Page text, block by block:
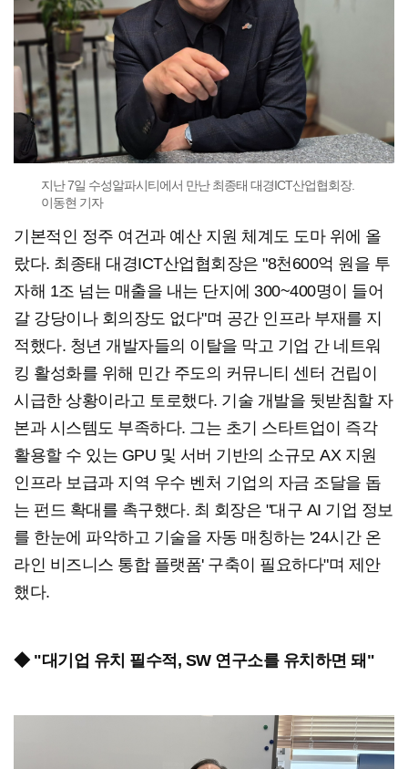
지난 7일 수성알파시티에서 만난 최종태 대경ICT산업협회장.
이동현 기자
기본적인 정주 여건과 예산 지원 체계도 도마 위에 올
랐다. 최종태 대경ICT산업협회장은 "8천600억 원을 투
자해 1조 넘는 매출을 내는 단지에 300~400명이 들어
갈 강당이나 회의장도 없다"며 공간 인프라 부재를 지
적했다. 청년 개발자들의 이탈을 막고 기업 간 네트워
킹 활성화를 위해 민간 주도의 커뮤니티 센터 건립이
시급한 상황이라고 토로했다. 기술 개발을 뒷받침할 자
본과 시스템도 부족하다. 그는 초기 스타트업이 즉각
활용할 수 있는 GPU 및 서버 기반의 소규모 AX 지원
인프라 보급과 지역 우수 벤처 기업의 자금 조달을 돕
는 펀드 확대를 촉구했다. 최 회장은 "대구 AI 기업 정보
를 한눈에 파악하고 기술을 자동 매칭하는 '24시간 온
라인 비즈니스 통합 플랫폼' 구축이 필요하다"며 제안
했다.
◆ "대기업 유치 필수적, SW 연구소를 유치하면 돼"